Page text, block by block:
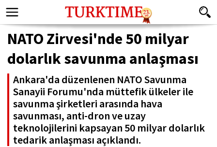
NATO Zirvesi'nde 50 milyar
dolarlık savunma anlaşması
Ankara'da düzenlenen NATO Savunma
Sanayii Forumu'nda müttefik ülkeler ile
savunma şirketleri arasında hava
savunması, anti-dron ve uzay
teknolojilerini kapsayan 50 milyar dolarlık
tedarik anlaşması açıklandı.